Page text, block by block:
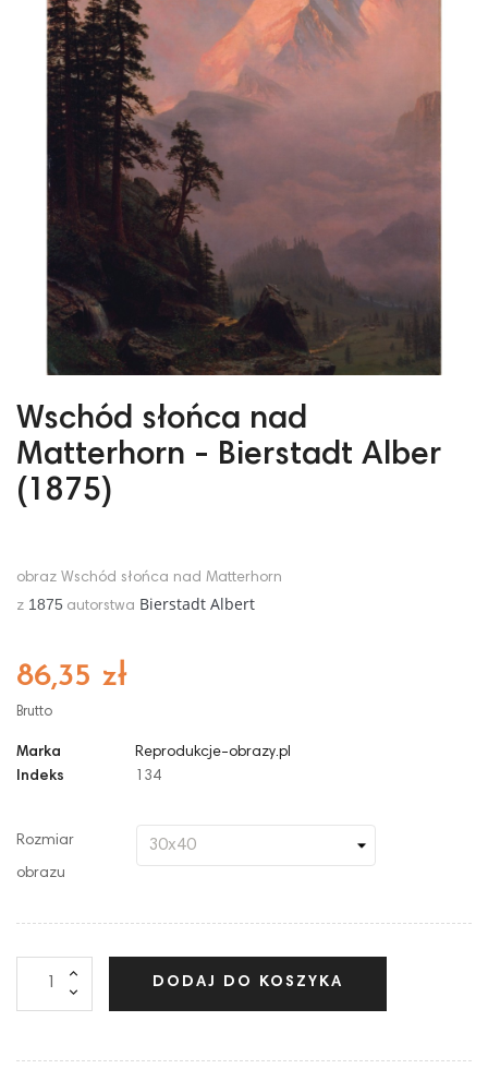
Wschód słońca nad
Matterhorn - Bierstadt Alber
(1875)
obraz Wschód słońca nad Matterhorn
z 1875 autorstwa Bierstadt Albert
86,35 zł
Brutto
Marka
Reprodukcje-obrazy.pl
Indeks
134
Rozmiar
obrazu
DODAJ DO KOSZYKA